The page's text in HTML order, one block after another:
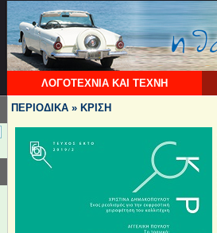
ΛΟΓΟΤΕΧΝΙΑ ΚΑΙ ΤΕΧΝΗ
ΠΕΡΙΟΔΙΚΑ » ΚΡΙΣΗ